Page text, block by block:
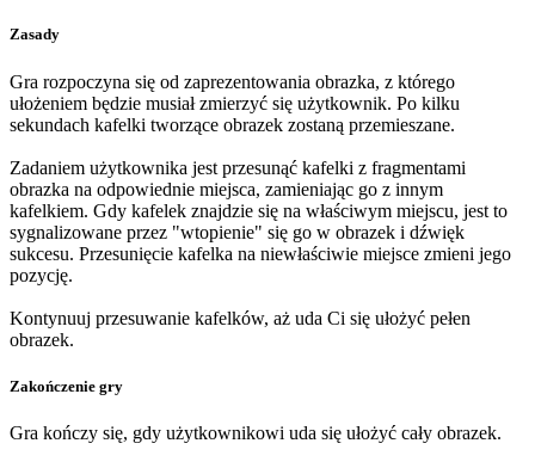
Zasady
Gra rozpoczyna się od zaprezentowania obrazka, z którego
ułożeniem będzie musiał zmierzyć się użytkownik. Po kilku
sekundach kafelki tworzące obrazek zostaną przemieszane.
Zadaniem użytkownika jest przesunąć kafelki z fragmentami
obrazka na odpowiednie miejsca, zamieniając go z innym
kafelkiem. Gdy kafelek znajdzie się na właściwym miejscu, jest to
sygnalizowane przez "wtopienie" się go w obrazek i dźwięk
sukcesu. Przesunięcie kafelka na niewłaściwie miejsce zmieni jego
pozycję.
Kontynuuj przesuwanie kafelków, aż uda Ci się ułożyć pełen
obrazek.
Zakończenie gry
Gra kończy się, gdy użytkownikowi uda się ułożyć cały obrazek.